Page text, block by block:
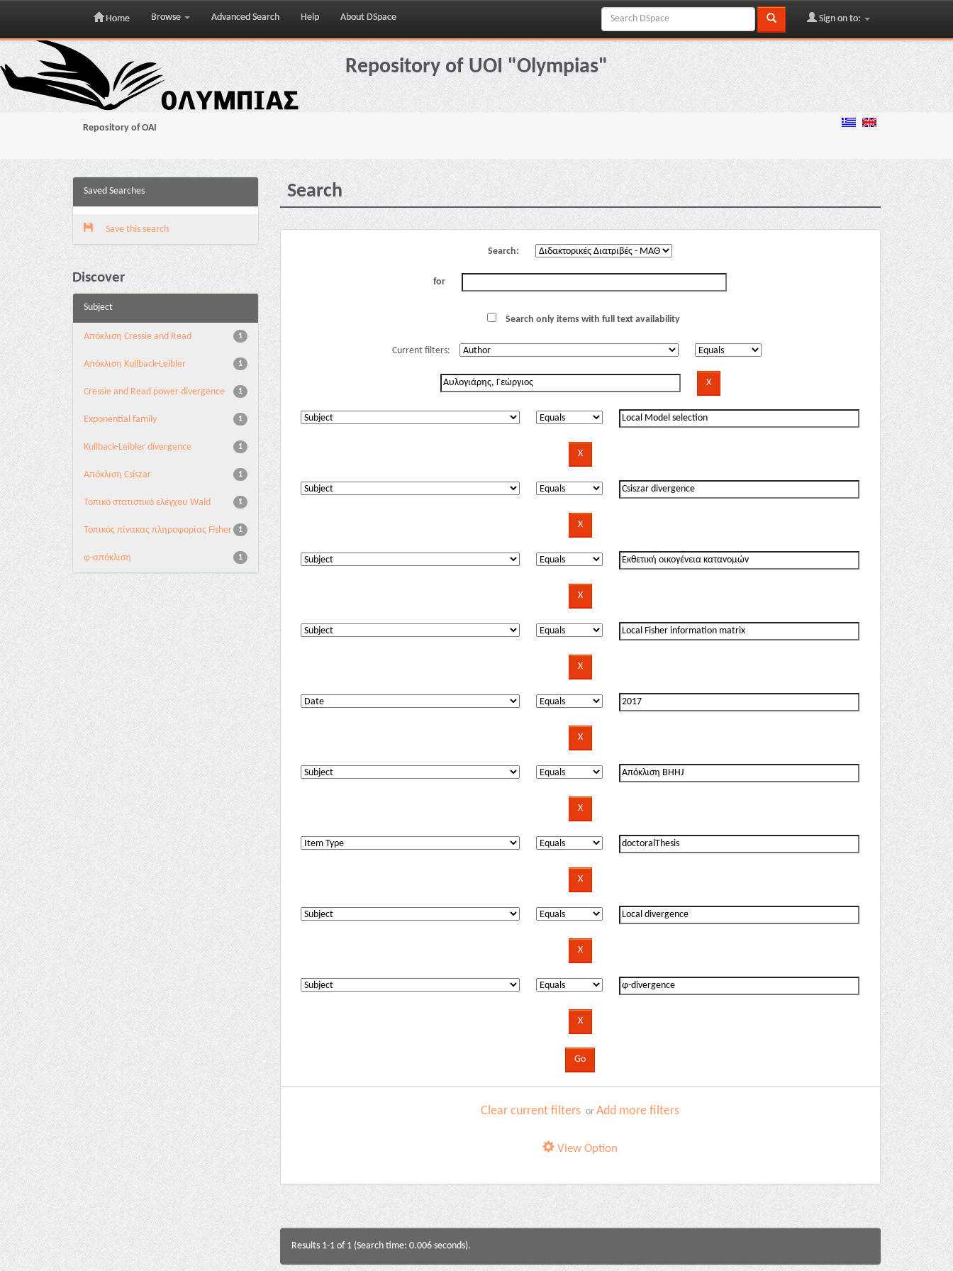
Skip
navigation
Home Browse Advanced Search Help About DSpace Sign on to:
Repository of UOI "Olympias"
Repository of OAI
Saved Searches
Save this search
Discover
Subject
1
Aπόκλιση Cressie and Read
1
Aπόκλιση Kullback-Leibler
1
Cressie and Read power divergence
1
Exponential family
1
Kullback-Leibler divergence
1
Απόκλιση Csiszar
1
Τοπικό στατιστικό ελέγχου Wald
1
Τοπικός πίνακας πληροφορίας Fisher
1
φ-απόκλιση
Search
Search:
for
Search only items with full text availability
Current filters:
Clear current filters orAdd more filters
View Option
Results 1-1 of 1 (Search time: 0.006 seconds).